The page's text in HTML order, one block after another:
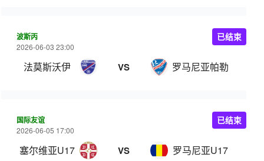
波斯丙
2026-06-03 23:00
法莫斯沃伊 VS 罗马尼亚帕勒
已结束
国际友谊
2026-06-05 17:00
塞尔维亚U17 VS 罗马尼亚U17
已结束